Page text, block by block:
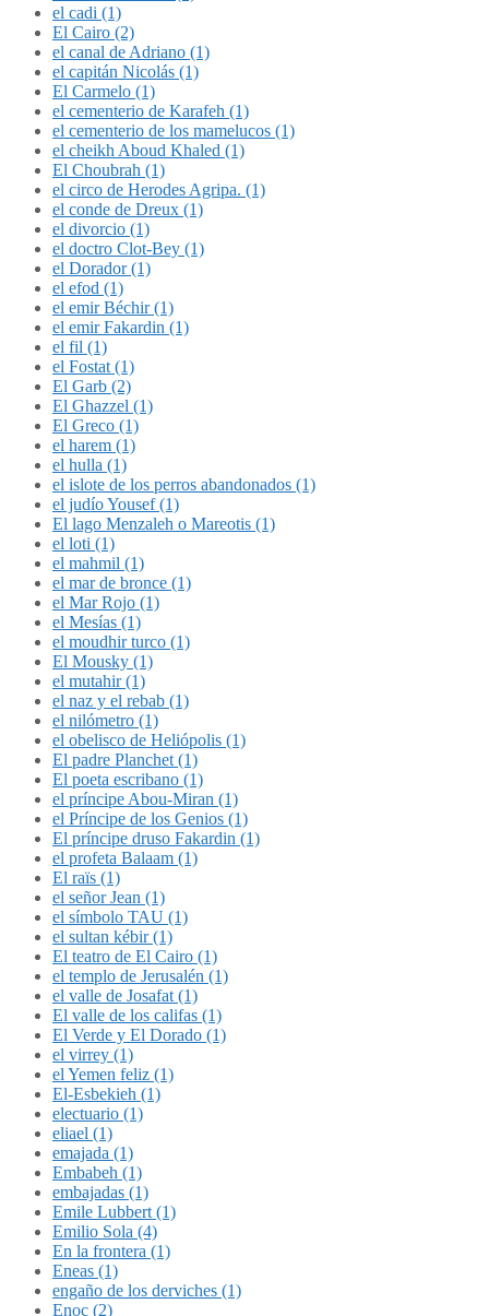
el cadi (1)
El Cairo (2)
el canal de Adriano (1)
el capitán Nicolás (1)
El Carmelo (1)
el cementerio de Karafeh (1)
el cementerio de los mamelucos (1)
el cheikh Aboud Khaled (1)
El Choubrah (1)
el circo de Herodes Agripa. (1)
el conde de Dreux (1)
el divorcio (1)
el doctro Clot-Bey (1)
el Dorador (1)
el efod (1)
el emir Béchir (1)
el emir Fakardin (1)
el fil (1)
el Fostat (1)
El Garb (2)
El Ghazzel (1)
El Greco (1)
el harem (1)
el hulla (1)
el islote de los perros abandonados (1)
el judío Yousef (1)
El lago Menzaleh o Mareotis (1)
el loti (1)
el mahmil (1)
el mar de bronce (1)
el Mar Rojo (1)
el Mesías (1)
el moudhir turco (1)
El Mousky (1)
el mutahir (1)
el naz y el rebab (1)
el nilómetro (1)
el obelisco de Heliópolis (1)
El padre Planchet (1)
El poeta escribano (1)
el príncipe Abou-Miran (1)
el Príncipe de los Genios (1)
El príncipe druso Fakardin (1)
el profeta Balaam (1)
El raïs (1)
el señor Jean (1)
el símbolo TAU (1)
el sultan kébir (1)
El teatro de El Cairo (1)
el templo de Jerusalén (1)
el valle de Josafat (1)
El valle de los califas (1)
El Verde y El Dorado (1)
el virrey (1)
el Yemen feliz (1)
El-Esbekieh (1)
electuario (1)
eliael (1)
emajada (1)
Embabeh (1)
embajadas (1)
Emile Lubbert (1)
Emilio Sola (4)
En la frontera (1)
Eneas (1)
engaño de los derviches (1)
Enoc (2)